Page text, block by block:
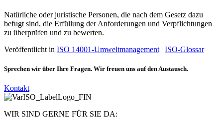
Natürliche oder juristische Personen, die nach dem Gesetz dazu
befugt sind, die Erfüllung der Anforderungen und Verpflichtungen
zu überprüfen und zu bewerten.
Veröffentlicht in ISO 14001-Umweltmanagement | ISO-Glossar
Sprechen wir über Ihre Fragen. Wir freuen uns auf den Austausch.
Kontakt
WIR SIND GERNE FÜR SIE DA: